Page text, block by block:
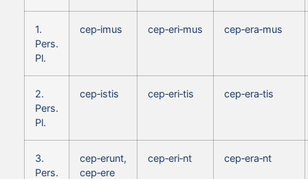
1.
Pers.
Pl.
cep‑imus cep‑eri‑mus cep‑era‑mus
2.
Pers.
Pl.
cep‑istis cep‑eri‑tis cep‑era‑tis
3.
Pers.
cep‑erunt,
cep‑ere
cep‑eri‑nt cep‑era‑nt